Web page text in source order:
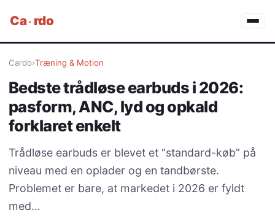
Ca· rdo
Cardo›Træning & Motion
Bedste trådløse earbuds i 2026:
pasform, ANC, lyd og opkald
forklaret enkelt
Trådløse earbuds er blevet et “standard-køb” på
niveau med en oplader og en tandbørste.
Problemet er bare, at markedet i 2026 er fyldt
med…